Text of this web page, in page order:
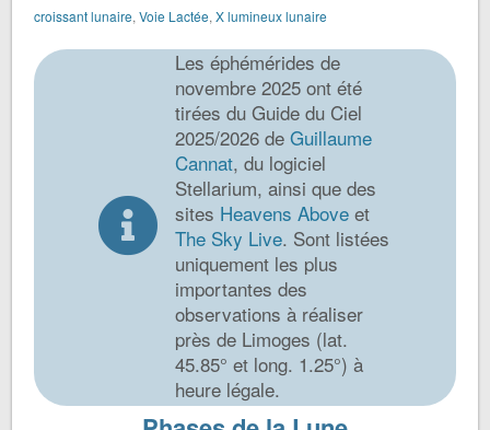
croissant lunaire,Voie Lactée,X lumineux lunaire
Les éphémérides de
novembre 2025 ont été
tirées du Guide du Ciel
2025/2026 deGuillaume
Cannat, du logiciel
Stellarium, ainsi que des
sites Heavens Above et
The Sky Live. Sont listées
uniquement les plus
importantes des
observations à réaliser
près de Limoges (lat.
45.85° et long. 1.25°) à
heure légale.